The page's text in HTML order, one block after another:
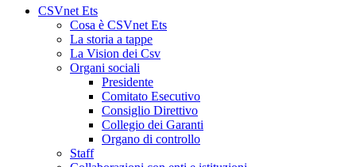
CSVnet Ets
Cosa è CSVnet Ets
La storia a tappe
La Vision dei Csv
Organi sociali
Presidente
Comitato Esecutivo
Consiglio Direttivo
Collegio dei Garanti
Organo di controllo
Staff